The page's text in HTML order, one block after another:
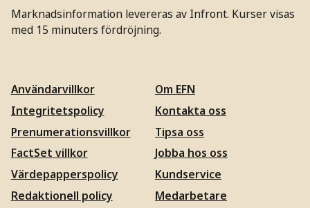
Marknadsinformation levereras av Infront. Kurser visas
med 15 minuters fördröjning.
Användarvillkor
Integritetspolicy
Prenumerationsvillkor
FactSet villkor
Värdepapperspolicy
Redaktionell policy
Om EFN
Kontakta oss
Tipsa oss
Jobba hos oss
Kundservice
Medarbetare